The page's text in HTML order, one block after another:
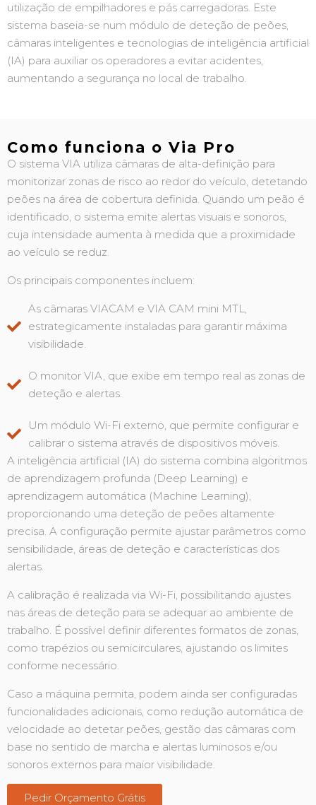
utilização de empilhadores e pás carregadoras. Este
sistema baseia-se num módulo de deteção de peões,
câmaras inteligentes e tecnologias de inteligência artificial
(IA) para auxiliar os operadores a evitar acidentes,
aumentando a segurança no local de trabalho.
Como funciona o Via Pro
O sistema VIA utiliza câmaras de alta-definição para
monitorizar zonas de risco ao redor do veículo, detetando
peões na área de cobertura definida. Quando um peão é
identificado, o sistema emite alertas visuais e sonoros,
cuja intensidade aumenta à medida que a proximidade
ao veículo se reduz.
Os principais componentes incluem:
As câmaras VIACAM e VIA CAM mini MTL,
estrategicamente instaladas para garantir máxima
visibilidade.
O monitor VIA, que exibe em tempo real as zonas de
deteção e alertas.
Um módulo Wi-Fi externo, que permite configurar e
calibrar o sistema através de dispositivos móveis.
A inteligência artificial (IA) do sistema combina algoritmos
de aprendizagem profunda (Deep Learning) e
aprendizagem automática (Machine Learning),
proporcionando uma deteção de peões altamente
precisa. A configuração permite ajustar parâmetros como
sensibilidade, áreas de deteção e características dos
alertas.
A calibração é realizada via Wi-Fi, possibilitando ajustes
nas áreas de deteção para se adequar ao ambiente de
trabalho. É possível definir diferentes formatos de zonas,
como trapézios ou semicirculares, ajustando os limites
conforme necessário.
Caso a máquina permita, podem ainda ser configuradas
funcionalidades adicionais, como redução automática de
velocidade ao detetar peões, gestão das câmaras com
base no sentido de marcha e alertas luminosos e/ou
sonoros externos para maior visibilidade.
Pedir Orçamento Grátis